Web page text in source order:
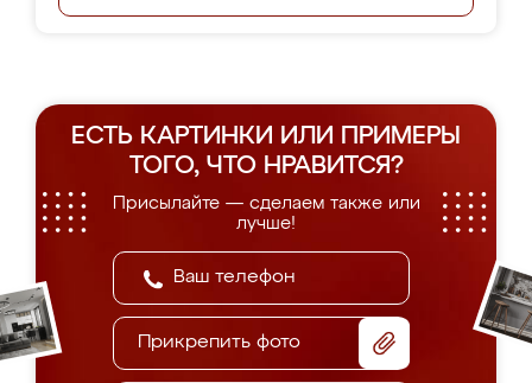
ЕСТЬ КАРТИНКИ ИЛИ ПРИМЕРЫ
ТОГО, ЧТО НРАВИТСЯ?
Присылайте — сделаем также или
лучше!
Прикрепить фото